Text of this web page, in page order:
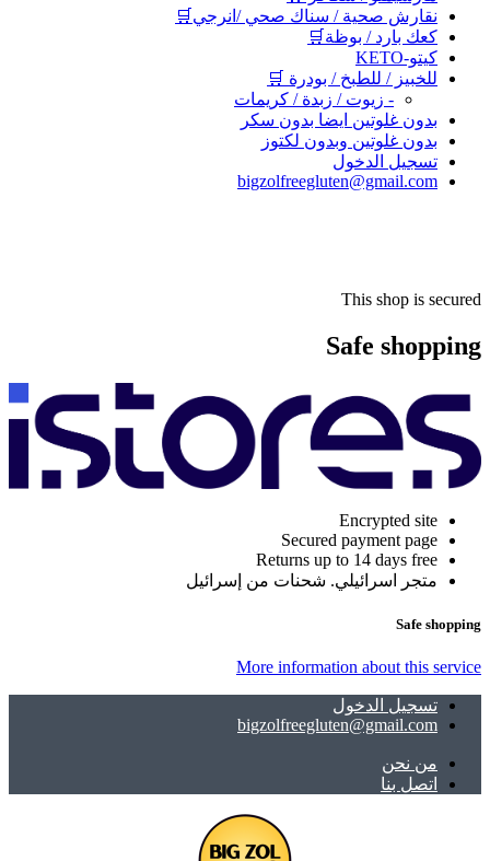
نقارش صحية / سناك صحي /انرجي🛒
كعك بارد / بوظة🛒
كيتو-KETO
للخبيز / للطبخ / بودرة 🛒
- زيوت / زبدة / كريمات
بدون غلوتين ايضا بدون سكر
بدون غلوتين وبدون لكتوز
تسجيل الدخول
bigzolfreegluten@gmail.com
This shop is secured
Safe shopping
Encrypted site
Secured payment page
Returns up to 14 days free
متجر اسرائيلي. شحنات من إسرائيل
Safe shopping
More information about this service
تسجيل الدخول
bigzolfreegluten@gmail.com
ﻣﻦ ﻧﺤﻦ
اتصل بنا